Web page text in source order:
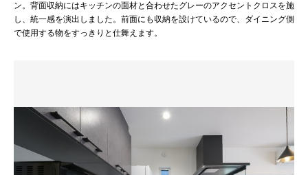
ン。背面収納にはキッチンの面材と合わせたグレーのアクセントクロスを施
し、統一感を演出しました。前面にも収納を設けているので、ダイニング側
で使用する物をすっきりと仕舞えます。